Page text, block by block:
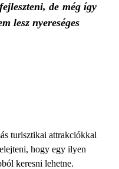
de még így
lesz nyereséges
turisztikai attrakciókkal
hogy egy ilyen
keresni lehetne.